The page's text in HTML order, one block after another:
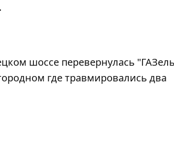
шоссе перевернулась
где травмировались два